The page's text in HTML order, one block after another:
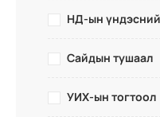
НД-ын
Сайдын тушаал
УИХ-ын тогтоол